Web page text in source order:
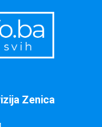
Zenica